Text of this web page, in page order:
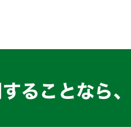
ることなら、